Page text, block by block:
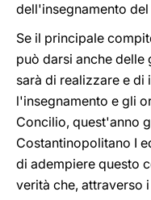
dell'insegnamento del
Se il principale
può darsi anche delle
sarà di realizzare e di
l'insegnamento e gli
Concilio, quest'anno
Costantinopolitano I
di adempiere questo
verità che, attraverso